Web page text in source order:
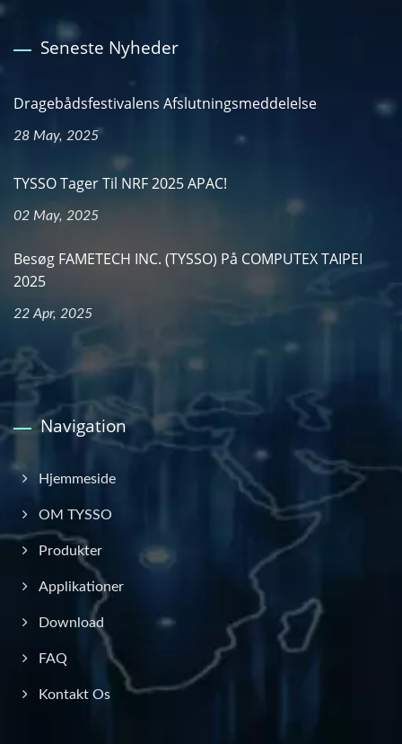
Seneste Nyheder
Dragebådsfestivalens Afslutningsmeddelelse
28 May, 2025
TYSSO Tager Til NRF 2025 APAC!
02 May, 2025
Besøg FAMETECH INC. (TYSSO) På COMPUTEX TAIPEI
2025
22 Apr, 2025
Navigation
Hjemmeside
OM TYSSO
Produkter
Applikationer
Download
FAQ
Kontakt Os